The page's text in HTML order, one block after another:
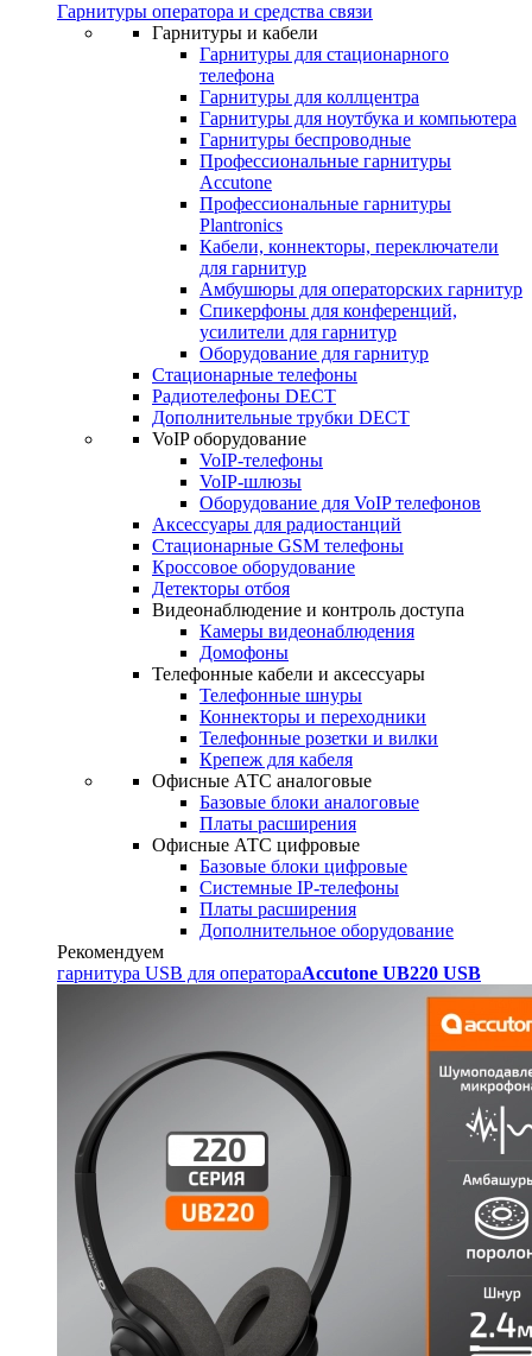
Гарнитуры оператора и средства связи
Гарнитуры и кабели
Гарнитуры для стационарного
телефона
Гарнитуры для коллцентра
Гарнитуры для ноутбука и компьютера
Гарнитуры беспроводные
Профессиональные гарнитуры
Accutone
Профессиональные гарнитуры
Plantronics
Кабели, коннекторы, переключатели
для гарнитур
Амбушюры для операторских гарнитур
Cпикерфоны для конференций,
усилители для гарнитур
Оборудование для гарнитур
Стационарные телефоны
Радиотелефоны DECT
Дополнительные трубки DECT
VoIP оборудование
VoIP-телефоны
VoIP-шлюзы
Оборудование для VoIP телефонов
Аксессуары для радиостанций
Стационарные GSM телефоны
Кроссовое оборудование
Детекторы отбоя
Видеонаблюдение и контроль доступа
Камеры видеонаблюдения
Домофоны
Телефонные кабели и аксессуары
Телефонные шнуры
Коннекторы и переходники
Телефонные розетки и вилки
Крепеж для кабеля
Офисные АТС аналоговые
Базовые блоки аналоговые
Платы расширения
Офисные АТС цифровые
Базовые блоки цифровые
Системные IP-телефоны
Платы расширения
Дополнительное оборудование
Рекомендуем
гарнитура USB для оператораAccutone UB220 USB